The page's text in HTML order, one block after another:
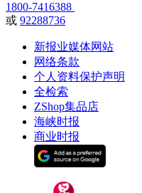
1800-7416388
或 92288736
新报业媒体网站
网络条款
个人资料保护声明
全检索
ZShop集品店
海峡时报
商业时报